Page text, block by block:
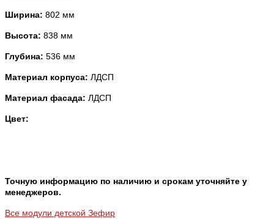
Ширина: 802 мм
Высота: 838 мм
Глубина: 536 мм
Материал корпуса: ЛДСП
Материал фасада: ЛДСП
Цвет:
Точную информацию по наличию и срокам уточняйте у
менеджеров.
Все модули детской Зефир